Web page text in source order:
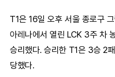
T1은 16일 오후 서울 종로구
아레나에서 열린 LCK 3주 차
승리했다. 승리한 T1은 3승 2
당했다.